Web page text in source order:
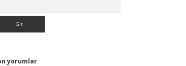
yorumlar